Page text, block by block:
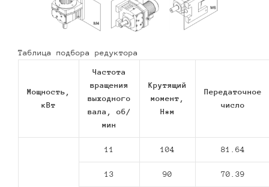
Таблица подбора редуктора
Мощность,
кВт
Частота
вращения
выходного
вала, об/
мин
Крутящий
момент,
Н*м
Передаточное
число
11 104 81.64
13 90 70.39